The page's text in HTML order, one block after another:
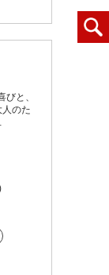
びと、
のた